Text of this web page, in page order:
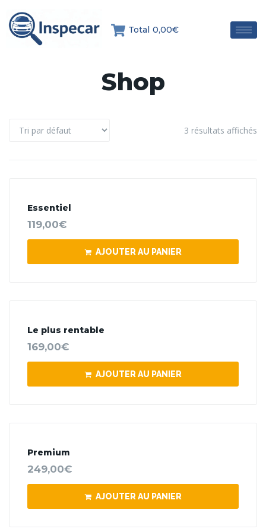
Total 0,00€
Shop
3 résultats affichés
Essentiel
119,00€
AJOUTER AU PANIER
Le plus rentable
169,00€
AJOUTER AU PANIER
Premium
249,00€
AJOUTER AU PANIER